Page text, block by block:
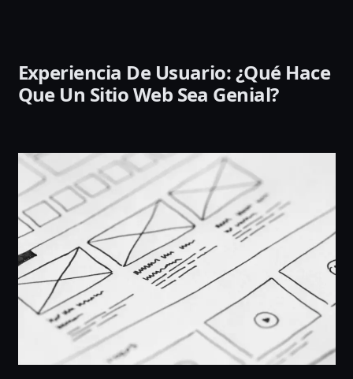
Experiencia De Usuario: ¿Qué Hace
Que Un Sitio Web Sea Genial?